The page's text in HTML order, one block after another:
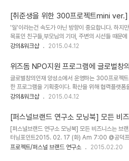
소: 3P자기경영연구소 세미..
즈니스 설계 방법을 통하여성공적인 비즈니스 모델
비법을 만날 수 있습니다.강의를 마치고 나면,자신의
명확하게 설명할 수 있는 성과를 얻게 될 것입니다.
공의 불을 ON하고 싶은 분, 바로 신청하세요! 신청
http://www.wisdo.me/11621
[취준생을 위한 300프로젝트mini
리는 888세대다!
'일'이라는건 속도가 아닌 방향이 중요합니다. 하지
목표인 친구들,부모님의 기대, 주변의 시선들 때문
기는 듣지 못하는 친구들이 많습니다. 근데 당장 상반
겠더라구요.그때가 얼마나 초조하고 불안한지 잘아니
게 해야합니다. 내가 직접 읽고 만나고 써보고 그것
내 것이 됩니다.그런 경험이 쌓이고 그것이 증명되
정받을 수 있습니다. 고민은 많고 마음은 급한 취준
개씩 말고 딱 2달동안 8개씩 만이라도 해보자!''토익
돌아가더라도 제대로 된 길을 갈 수 있..
강의&워크샵 2015.04.12
위즈돔 NPO지원 프로그램에 글로벌창
가 함께 합니다
글로벌창의인재 양성소에서 운영하는 300프로젝
한 프로그램을 기획중이다. 확산을 위해 협력플랫폼
즈돔에서 NPO프로그램을 지원한다는 소식을 들었
로그램을 마쳤을 때도 지속할만한 프로그램으로 성장
선 기획프로그램은 위즈돔을 통하는 것으로 결정!! 공
고 비영리로 활동하는 단체나 개인이면 모두 다!
개설 후 진행하시는 만남 및 행사에 관하여 홍보, 운
수료를 포함한 플랫폼 수수료를 지원합니다.
강의&워크샵 2015.04.12
[퍼스널브랜드 연구소 모닝북] 모든 비
드다 & 내 인생의 터닝포인트
[퍼스널브랜드 연구소 모닝북] 모든 비즈니스는 브
터닝포인트2015. 02. 17 (화) Am 7:00 @공덕프
현진, 박은하, 이혜미 명절연휴의 시작이 수요일부터
프로젝트/퍼스널 브랜드 연구소 2015.02.20